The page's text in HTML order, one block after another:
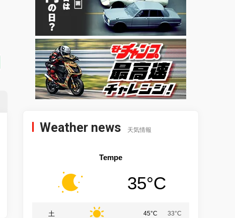
Weather news 天気情報
Tempe
35°C
土 45°C 33°C